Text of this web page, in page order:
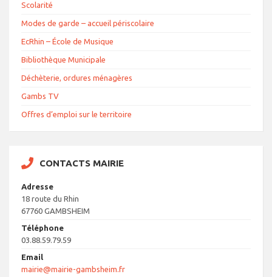
Scolarité
Modes de garde – accueil périscolaire
EcRhin – École de Musique
Bibliothèque Municipale
Déchèterie, ordures ménagères
Gambs TV
Offres d’emploi sur le territoire
CONTACTS MAIRIE
Adresse
18 route du Rhin
67760 GAMBSHEIM
Téléphone
03.88.59.79.59
Email
mairie@mairie-gambsheim.fr